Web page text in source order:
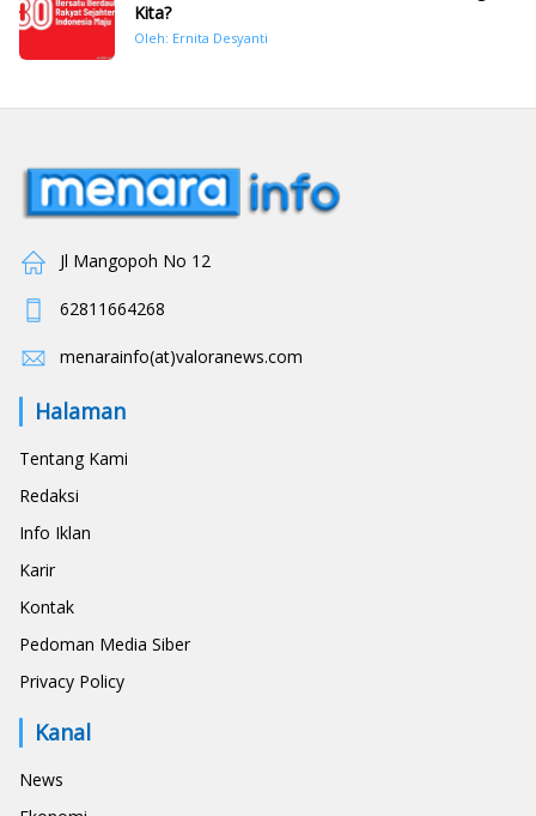
Kita?
Oleh: Ernita Desyanti
Jl Mangopoh No 12
62811664268
menarainfo(at)valoranews.com
Halaman
Tentang Kami
Redaksi
Info Iklan
Karir
Kontak
Pedoman Media Siber
Privacy Policy
Kanal
News